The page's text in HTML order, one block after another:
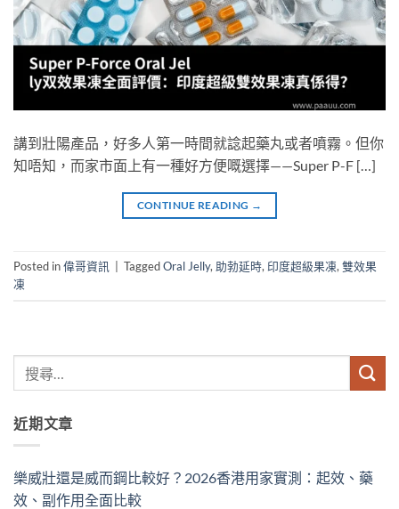
講到壯陽產品，好多人第一時間就諗起藥丸或者噴霧。但你
知唔知，而家市面上有一種好方便嘅選擇——Super P-F […]
CONTINUE READING →
Posted in偉哥資訊 TaggedOral Jelly,助勃延時,印度超級果凍,雙效果
凍
近期文章
樂威壯還是威而鋼比較好？2026香港用家實測：起效、藥
效、副作用全面比較